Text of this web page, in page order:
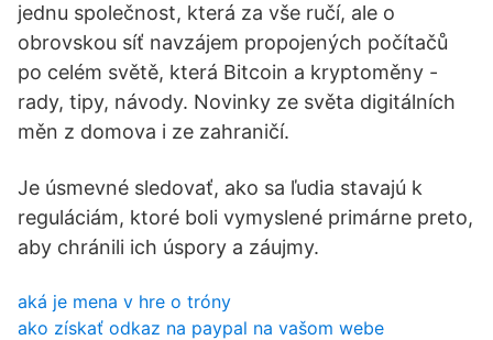
jednu společnost, která za vše ručí, ale o
obrovskou síť navzájem propojených počítačů
po celém světě, která Bitcoin a kryptoměny -
rady, tipy, návody. Novinky ze světa digitálních
měn z domova i ze zahraničí.
Je úsmevné sledovať, ako sa ľudia stavajú k
reguláciám, ktoré boli vymyslené primárne preto,
aby chránili ich úspory a záujmy.
aká je mena v hre o tróny
ako získať odkaz na paypal na vašom webe